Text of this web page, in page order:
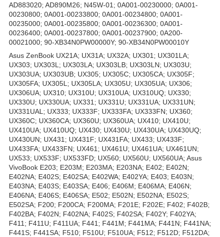
AD883020; AD890M26; N45W-01; 0A001-00230000; 0A001-
00230800; 0A001-00233800; 0A001-00234800; 0A001-
00235000; 0A001-00235800; 0A001-00236300; 0A001-
00236400; 0A001-00237800; 0A001-00237900; 0A200-
00021000; 90-XB34N0PW00000Y; 90-XB34N0PW00010Y
Asus ZenBook UX21A; UX31A; UX32A; UX301; UX301LA;
UX303; UX303L; UX303LA; UX303LB; UX303LN; UX303U;
UX303UA; UX303UB; UX305; UX305C; UX305CA; UX305F;
UX305FA; UX305L; UX305LA; UX305U; UX305UA; UX306;
UX306UA; UX310; UX310U; UX310UA; UX310UQ; UX330;
UX330U; UX330UA; UX331; UX331U; UX331UA; UX331UN;
UX331UAL; UX333; UX333F; UX333FA; UX333FN; UX360;
UX360C; UX360CA; UX360U; UX360UA; UX410; UX410U;
UX410UA; UX410UQ; UX430; UX430U; UX430UA; UX430UQ;
UX430UN; UX431; UX431F; UX431FA; UX433; UX433F;
UX433FA; UX433FN; UX461; UX461U; UX461UA; UX461UN;
UX533; UX533F; UX533FD; UX560; UX560U; UX560UA; Asus
VivoBook E203; E203M; E203MA; E203NA; E402; E402N;
E402NA; E402S; E402SA; E402WA; E402YA; E403; E403N;
E403NA; E403S; E403SA; E406; E406M; E406MA; E406N;
E406NA; E406S; E406SA; E502; E502N; E502NA; E502S;
E502SA; F200; F200CA; F200MA; F201E; F202E; F402; F402B;
F402BA; F402N; F402NA; F402S; F402SA; F402Y; F402YA;
F411; F411U; F411UA; F441; F441M; F441MA; F441N; F441NA;
F441S; F441SA; F510; F510U; F510UA; F512; F512D; F512DA;